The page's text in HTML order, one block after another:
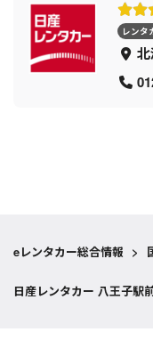
レンタ
eレンタカー総合情報 >
日産レンタカー 八王子駅